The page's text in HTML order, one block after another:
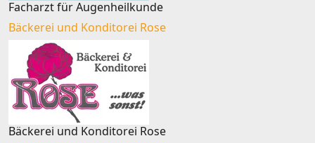
Facharzt für Augenheilkunde
Bäckerei und Konditorei Rose
Bäckerei und Konditorei Rose